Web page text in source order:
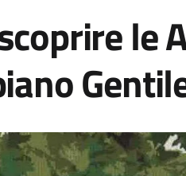
le